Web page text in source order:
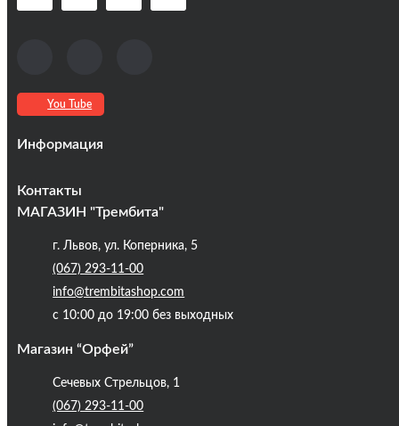
You Tube
Информация
Контакты
Публічна оферта
Бренди
Блог
Контакты
МАГАЗИН "Трембита"
г. Львов, ул. Коперника, 5
(067) 293-11-00
info@trembitashop.com
с 10:00 до 19:00 без выходных
Магазин “Орфей”
Сечевых Стрельцов, 1
(067) 293-11-00